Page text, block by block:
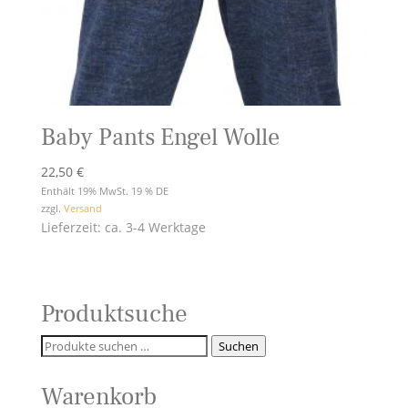
Baby Pants Engel Wolle
22,50 €
Enthält 19% MwSt. 19 % DE
zzgl. Versand
Lieferzeit: ca. 3-4 Werktage
Produktsuche
Suchen
Suchen
Warenkorb